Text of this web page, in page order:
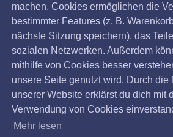
machen. Cookies ermöglichen die
bestimmter Features (z. B.
nächste Sitzung speichern), das
sozialen Netzwerken. Außerdem
mithilfe von Cookies besser
unsere Seite genutzt wird. Durch die
unserer Website erklärst du dich mit
Verwendung von Cookies
Mehr lesen